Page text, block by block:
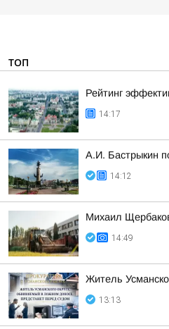
ТОП
Рейтинг
14:17
А.И. Бастрыкин
14:12
Михаил
14:49
Житель
13:13